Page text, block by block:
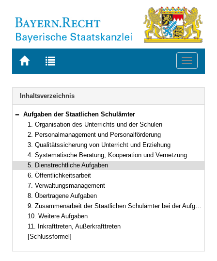
Zur
BAYERN.RECHT
Zur
letzten
Suche
Toggle
Navigation
Inhaltsverzeichnis
Bereich reduzieren
Aufgaben der Staatlichen Schulämter
1. Organisation des Unterrichts und der Schulen
2. Personalmanagement und Personalförderung
3. Qualitätssicherung von Unterricht und Erziehung
4. Systematische Beratung, Kooperation und Vernetzung
5. Dienstrechtliche Aufgaben
6. Öffentlichkeitsarbeit
7. Verwaltungsmanagement
8. Übertragene Aufgaben
9. Zusammenarbeit der Staatlichen Schulämter bei der Aufgabenerfüllung
10. Weitere Aufgaben
11. Inkrafttreten, Außerkrafttreten
[Schlussformel]